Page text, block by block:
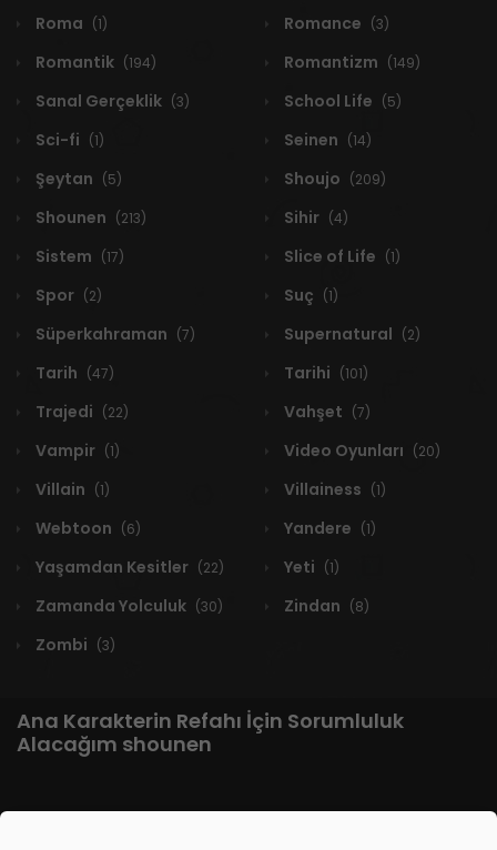
Roma (1) Romance (3)
Romantik (194) Romantizm (149)
Sanal Gerçeklik (3) School Life (5)
Sci-fi (1) Seinen (14)
Şeytan (5) Shoujo (209)
Shounen (213) Sihir (4)
Sistem (17) Slice of Life (1)
Spor (2) Suç (1)
Süperkahraman (7) Supernatural (2)
Tarih (47) Tarihi (101)
Trajedi (22) Vahşet (7)
Vampir (1) Video Oyunları (20)
Villain (1) Villainess (1)
Webtoon (6) Yandere (1)
Yaşamdan Kesitler (22) Yeti (1)
Zamanda Yolculuk (30) Zindan (8)
Zombi (3)
Ana Karakterin Refahı İçin Sorumluluk
Alacağım shounen